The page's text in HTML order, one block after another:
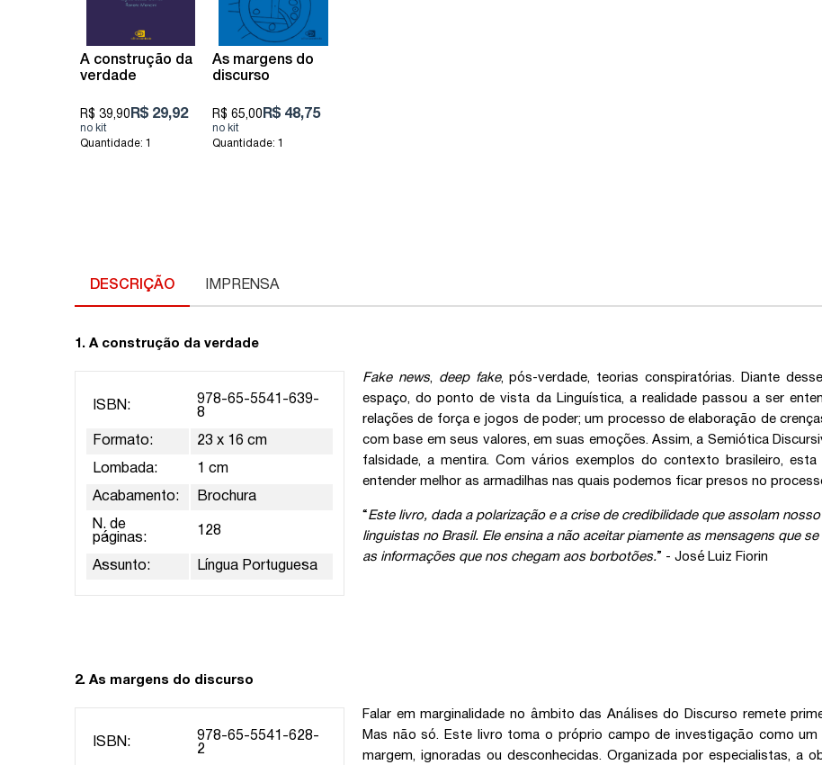
A construção da
verdade
R$ 39,90 R$ 29,92
Quantidade: 1
As margens do
discurso
R$ 65,00 R$ 48,75
Quantidade: 1
DESCRIÇÃO IMPRENSA
1. A construção da verdade
ISBN:
978-65-5541-639-
8
Formato: 23 x 16 cm
Lombada: 1 cm
Acabamento: Brochura
N. de
páginas:
128
Assunto: Língua Portuguesa
Fake news, deep fake, pós-verdade, teorias conspiratórias. Diante
espaço, do ponto de vista da Linguística, a realidade passou a ser
relações de força e jogos de poder; um processo de elaboração de
com base em seus valores, em suas emoções. Assim, a Semiótica
falsidade, a mentira. Com vários exemplos do contexto brasileiro,
entender melhor as armadilhas nas quais podemos ficar presos no
“Este livro, dada a polarização e a crise de credibilidade que assolam
linguistas no Brasil. Ele ensina a não aceitar piamente as mensagens que
as informações que nos chegam aos borbotões.” - José Luiz Fiorin
2. As margens do discurso
ISBN:
978-65-5541-628-
2
Falar em marginalidade no âmbito das Análises do Discurso remete
Mas não só. Este livro toma o próprio campo de investigação como
margem, ignoradas ou desconhecidas. Organizada por especialistas, a